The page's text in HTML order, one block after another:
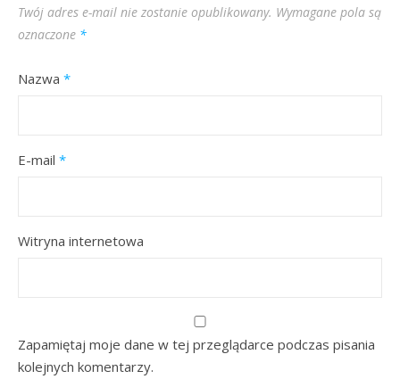
Twój adres e-mail nie zostanie opublikowany. Wymagane pola są
oznaczone *
Nazwa *
E-mail *
Witryna internetowa
Zapamiętaj moje dane w tej przeglądarce podczas pisania
kolejnych komentarzy.